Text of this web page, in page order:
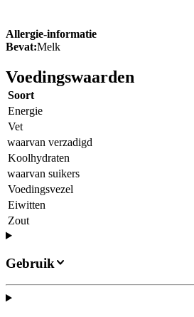
Allergie-informatie
Bevat:Melk
Voedingswaarden
Soort
Energie
Vet
waarvan verzadigd
Koolhydraten
waarvan suikers
Voedingsvezel
Eiwitten
Zout
Gebruik